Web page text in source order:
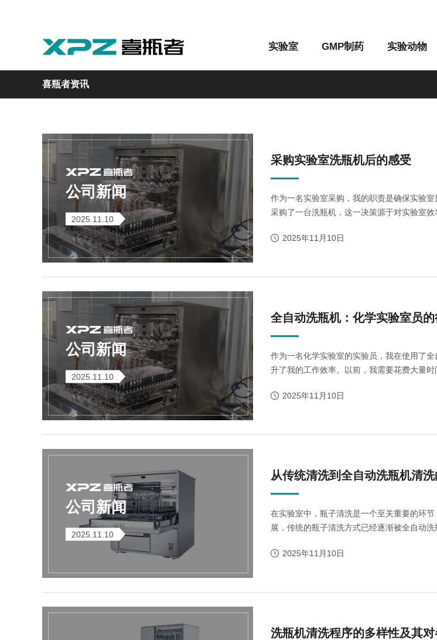
实验室
实验室
M系列
Moment-3/F3极智
版实验室洗瓶机
Moment-3/F3经典
版实验室洗瓶机
G系列
Glory-3/F3极智版全
Glory-3/F3经典版全
自动洗瓶机
瓶机
A系列
Aurora-3/F3极智版
Aurora-3/F3经典版
实验室洗瓶机
实验室洗瓶机
实验室洗瓶机
GMP制药
GMP制药
GMP系列
GMP-400清洗机 GMP-600清洗机
GMP-2000清洗机 GMP-2500清洗机
实验动物
实验动物
LA系列
LA-A1饮水瓶清洗
LA-B1动物笼盒清
洗机
医疗
医疗专用
DNA器具专用清洗
消毒机Glory-A/FA
DNA器具专用清洗
消毒机Moment-
A/FA
自动化
自动化清洗工作站
SQ1000自动化清洗
工作站
喜瓶者资讯
公司新闻
2025.11.10
采购实验室洗瓶机后的感受
作为一名实验室采购，我的职责是确保实验
采购了一台洗瓶机，这一决策源于对实验室
2025年11月10日
公司新闻
2025.11.10
全自动洗瓶机：化学实验室员
作为一名化学实验室的实验员，我在使用了
升了我的工作效率。以前，我需要花费大量
2025年11月10日
公司新闻
2025.11.10
从传统清洗到全自动洗瓶机清
在实验室中，瓶子清洗是一个至关重要的环
展，传统的瓶子清洗方式已经逐渐被全自动
2025年11月10日
洗瓶机清洗程序的多样性及其